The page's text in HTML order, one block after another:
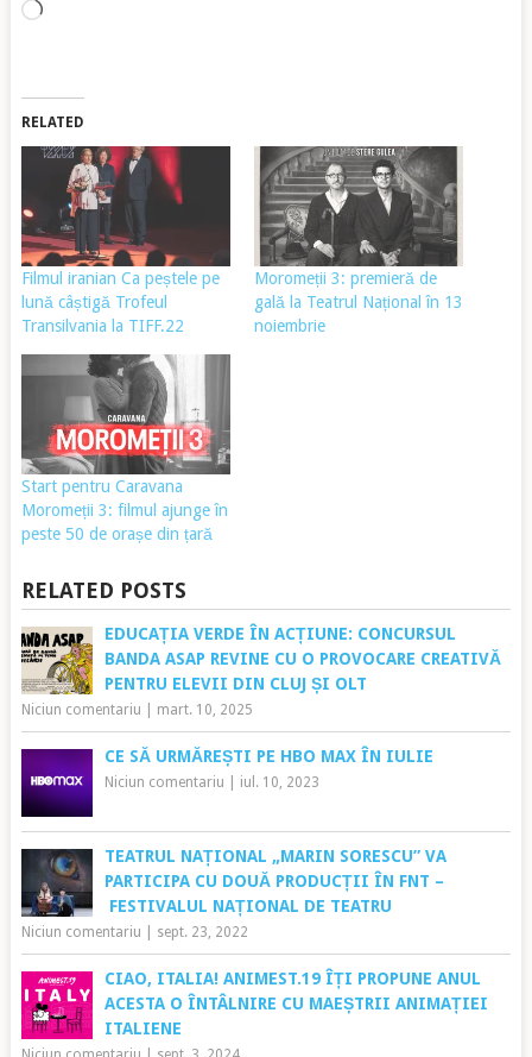
Încarc...
RELATED
Filmul iranian Ca peștele pe
lună câștigă Trofeul
Transilvania la TIFF.22
Moromeții 3: premieră de
gală la Teatrul Național în 13
noiembrie
Start pentru Caravana
Moromeții 3: filmul ajunge în
peste 50 de orașe din țară
RELATED POSTS
EDUCAȚIA VERDE ÎN ACȚIUNE: CONCURSUL
BANDA ASAP REVINE CU O PROVOCARE CREATIVĂ
PENTRU ELEVII DIN CLUJ ȘI OLT
Niciun comentariu mart. 10, 2025
CE SĂ URMĂREȘTI PE HBO MAX ÎN IULIE
Niciun comentariu iul. 10, 2023
TEATRUL NAȚIONAL „MARIN SORESCU” VA
PARTICIPA CU DOUĂ PRODUCȚII ÎN FNT –
FESTIVALUL NAȚIONAL DE TEATRU
Niciun comentariu sept. 23, 2022
CIAO, ITALIA! ANIMEST.19 ÎȚI PROPUNE ANUL
ACESTA O ÎNTÂLNIRE CU MAEȘTRII ANIMAȚIEI
ITALIENE